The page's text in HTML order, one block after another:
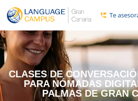
Te
CLASES DE
PARA NÓMADAS
PALMAS DE GRAN